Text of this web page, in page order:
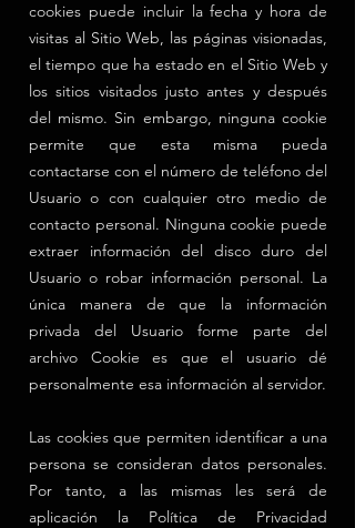
cookies puede incluir la fecha y hora de
visitas al Sitio Web, las páginas visionadas,
el tiempo que ha estado en el Sitio Web y
los sitios visitados justo antes y después
del mismo. Sin embargo, ninguna cookie
permite que esta misma pueda
contactarse con el número de teléfono del
Usuario o con cualquier otro medio de
contacto personal. Ninguna cookie puede
extraer información del disco duro del
Usuario o robar información personal. La
única manera de que la información
privada del Usuario forme parte del
archivo Cookie es que el usuario dé
personalmente esa información al servidor.
Las cookies que permiten identificar a una
persona se consideran datos personales.
Por tanto, a las mismas les será de
aplicación la Política de Privacidad